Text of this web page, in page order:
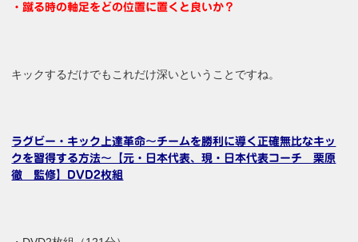
・蹴る時の軸足をどの位置に置くと良いか？
キックするだけでもこれだけ深いということですね。
ラグビー・キック上達革命～チームを勝利に導く正確無比なキッ
クを習得する方法～【元・日本代表、現・日本代表コーチ 栗原
徹 監修】DVD2枚組